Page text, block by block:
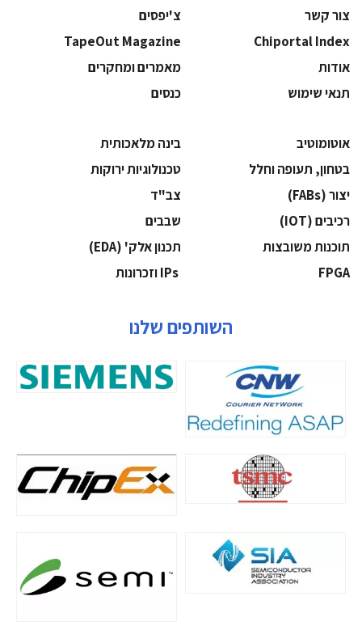
צור קשר
צ'יפסים
Chiportal Index
TapeOut Magazine
אודות
מאמרים ומחקרים
תנאי שימוש
כנסים
אוטומוטיב
בינה מלאכותית
בטחון, תעופה וחלל
‫טכנולוגיות ירוקות‬
‫יצור (‪(FABs‬‬
‫צב"ד‬
‫רכיבים‬ (IOT)
‫שבבים‬
‫תוכנות משובצות‬
‫תכנון אלק' (‪(EDA‬‬
‫‪FPGA‬‬
השותפים שלנו